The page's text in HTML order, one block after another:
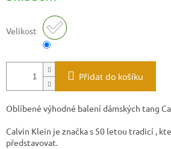
Velikost
Přidat do košíku
Oblíbené výhodné balení dámských tang
Calvin Klein je značka s 50 letou tradicí ,
představovat.